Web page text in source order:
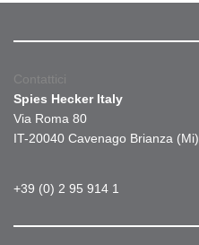
Contattici
Spies Hecker Italy
Via Roma 80
IT-20040 Cavenago Brianza (Mi)
+39 (0) 2 95 914 1